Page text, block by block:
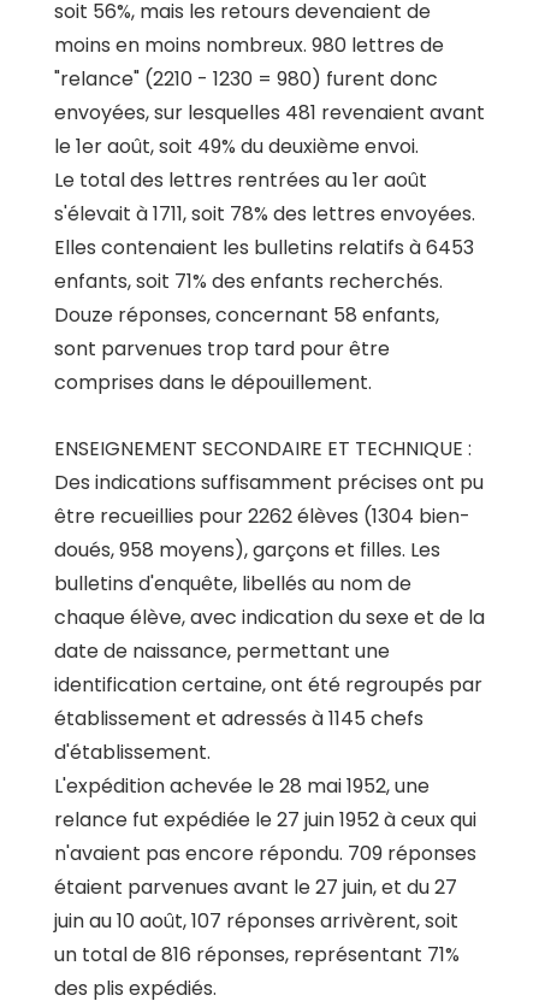
soit 56%, mais les retours devenaient de
moins en moins nombreux. 980 lettres de
"relance" (2210 - 1230 = 980) furent donc
envoyées, sur lesquelles 481 revenaient avant
le 1er août, soit 49% du deuxième envoi.
Le total des lettres rentrées au 1er août
s'élevait à 1711, soit 78% des lettres envoyées.
Elles contenaient les bulletins relatifs à 6453
enfants, soit 71% des enfants recherchés.
Douze réponses, concernant 58 enfants,
sont parvenues trop tard pour être
comprises dans le dépouillement.
ENSEIGNEMENT SECONDAIRE ET TECHNIQUE :
Des indications suffisamment précises ont pu
être recueillies pour 2262 élèves (1304 bien-
doués, 958 moyens), garçons et filles. Les
bulletins d'enquête, libellés au nom de
chaque élève, avec indication du sexe et de la
date de naissance, permettant une
identification certaine, ont été regroupés par
établissement et adressés à 1145 chefs
d'établissement.
L'expédition achevée le 28 mai 1952, une
relance fut expédiée le 27 juin 1952 à ceux qui
n'avaient pas encore répondu. 709 réponses
étaient parvenues avant le 27 juin, et du 27
juin au 10 août, 107 réponses arrivèrent, soit
un total de 816 réponses, représentant 71%
des plis expédiés.